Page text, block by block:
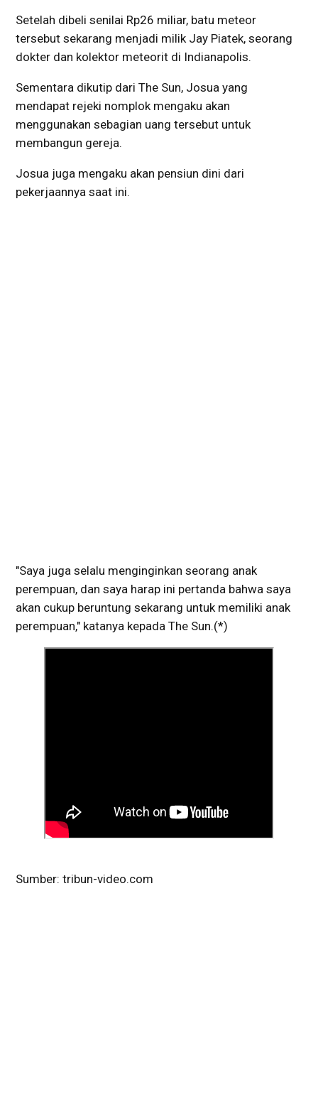
Setelah dibeli senilai Rp26 miliar, batu meteor
tersebut sekarang menjadi milik Jay Piatek, seorang
dokter dan kolektor meteorit di Indianapolis.
Sementara dikutip dari The Sun, Josua yang
mendapat rejeki nomplok mengaku akan
menggunakan sebagian uang tersebut untuk
membangun gereja.
Josua juga mengaku akan pensiun dini dari
pekerjaannya saat ini.
"Saya juga selalu menginginkan seorang anak
perempuan, dan saya harap ini pertanda bahwa saya
akan cukup beruntung sekarang untuk memiliki anak
perempuan," katanya kepada The Sun.(*)
Sumber: tribun-video.com